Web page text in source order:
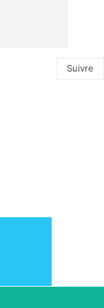
Suivre